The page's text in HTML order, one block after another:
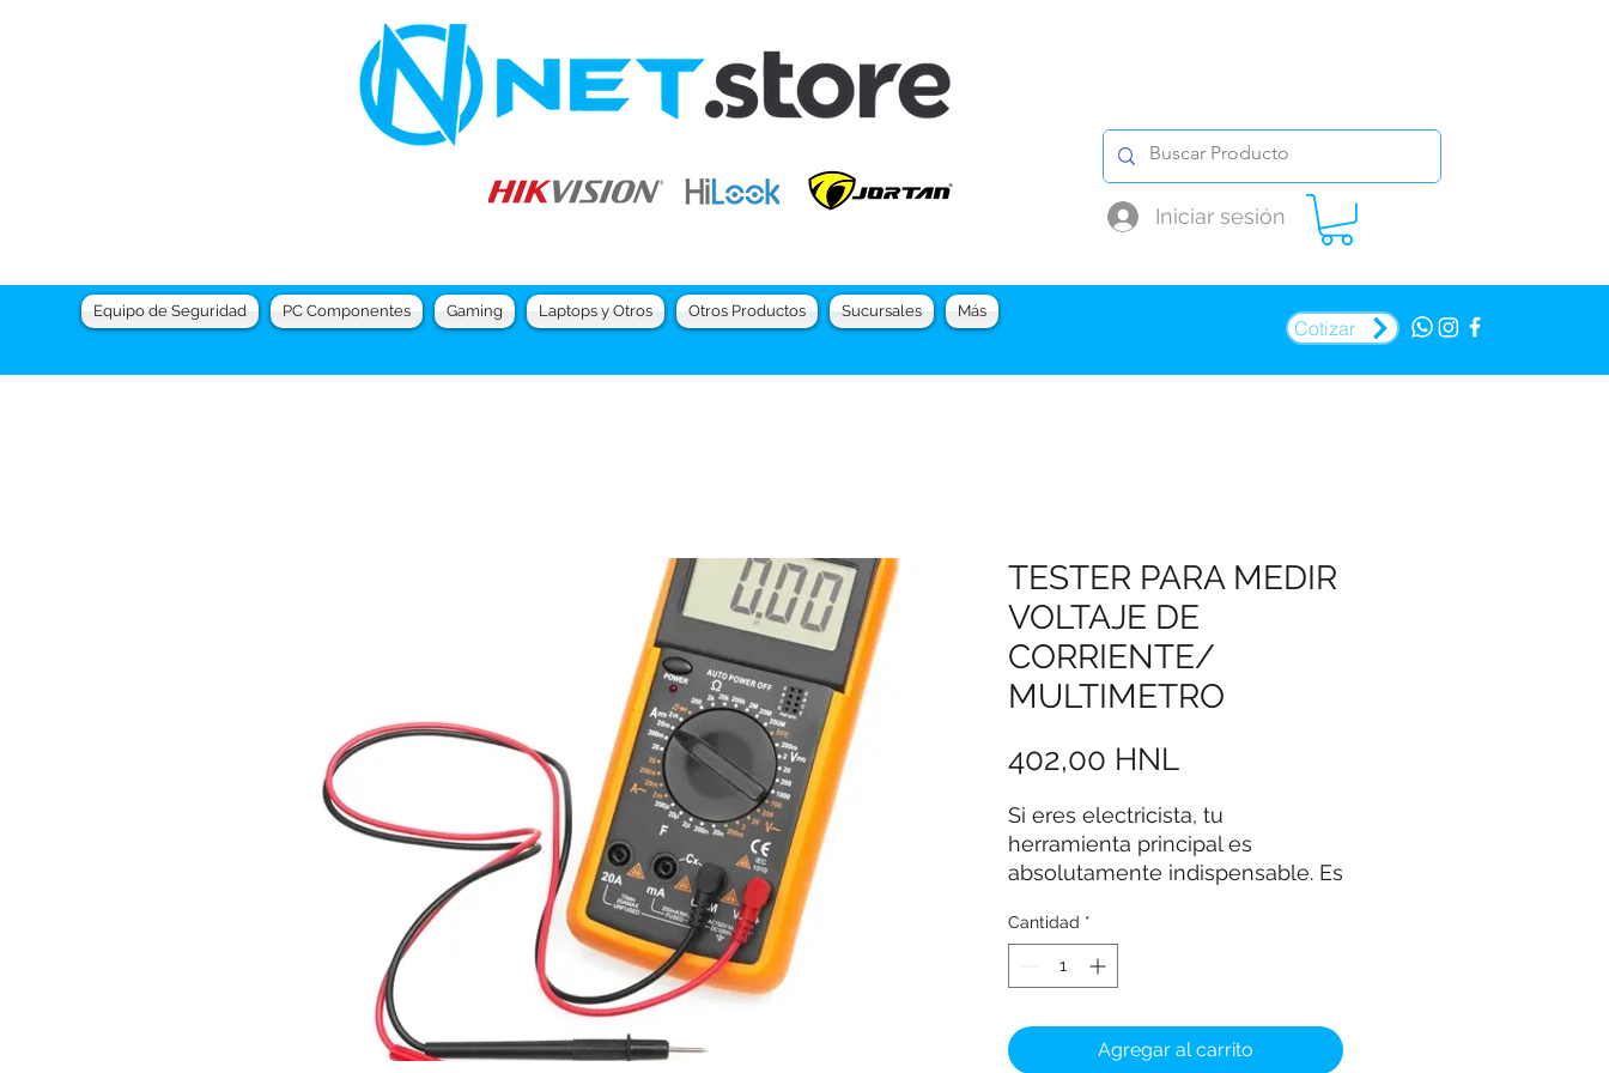
Iniciar sesión
Equipo de Seguridad PC Componentes Gaming Laptops y Otros Otros Productos Sucursales Más
Cotizar
TESTER PARA MEDIR
VOLTAJE DE
CORRIENTE/
MULTIMETRO
402,00 HNL
Si eres electricista, tu
herramienta principal es
absolutamente indispensable. Es
¡Se puede utilizar para medir
voltaje, corriente, resistencia,
transistores, diodos y más!
todos los dispositivos
Cantidad *
Agregar al carrito